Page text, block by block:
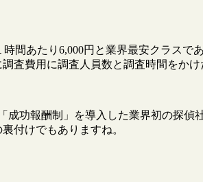
間あたり6,000円と業界最安クラス
査費用に調査人員数と調査時間をかけ
「成功報酬制」
を導入した業界初の探偵
付けでもありますね。